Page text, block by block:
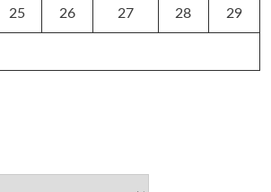
25 26 27 28 29